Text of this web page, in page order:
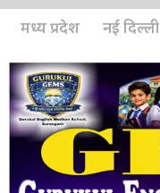
मध्य प्रदेश
नई दिल्ली